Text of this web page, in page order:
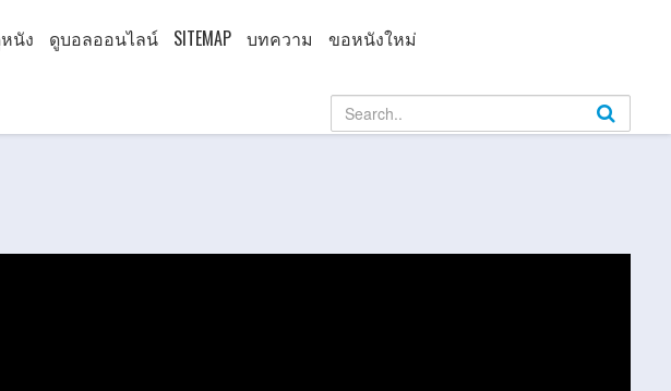
นัง ดูบอลออนไลน์ SITEMAP บทความ ขอหนังใหม่